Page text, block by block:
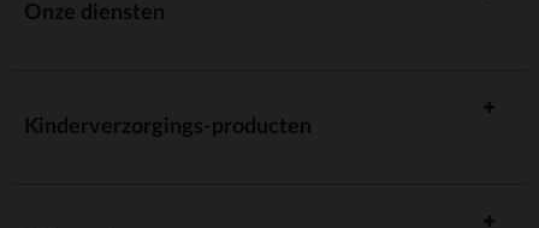
Onze diensten
Kinderverzorgings-producten